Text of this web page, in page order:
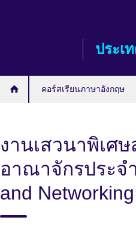
ประเ
คอร์สเรียนภาษาอังกฤษ
งานเสวนาพิเศ
อาณาจักรประจ
and